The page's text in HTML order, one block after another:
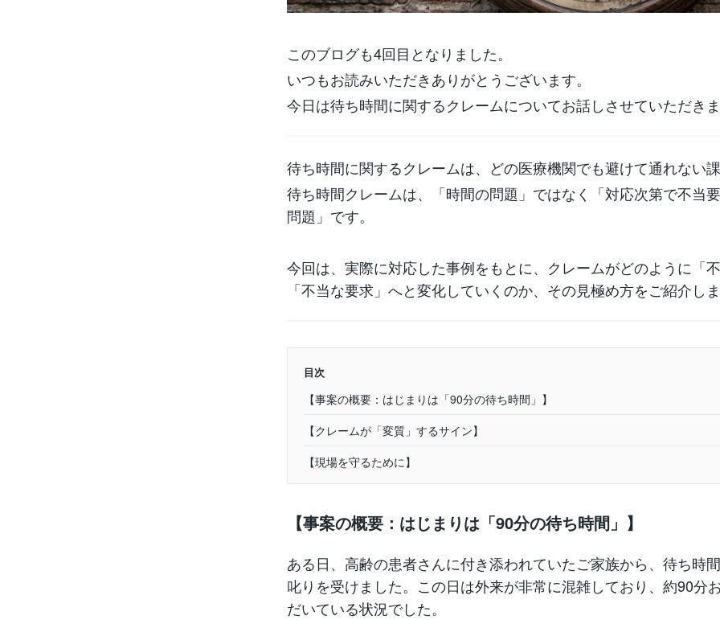
このブログも4回目となりました。
いつもお読みいただきありがとうございます。
今日は待ち時間に関するクレームについてお話しさせていただき
待ち時間に関するクレームは、どの医療機関でも避けて通れない
待ち時間クレームは、「時間の問題」ではなく「対応次第で不当
問題」です。
今回は、実際に対応した事例をもとに、クレームがどのように「
「不当な要求」へと変化していくのか、その見極め方をご紹介し
目次
【事案の概要：はじまりは「90分の待ち時間」】
【クレームが「変質」するサイン】
【現場を守るために】
【事案の概要：はじまりは「90分の待ち時間」】
ある日、高齢の患者さんに付き添われていたご家族から、待ち時
叱りを受けました。この日は外来が非常に混雑しており、約90分
だいている状況でした。